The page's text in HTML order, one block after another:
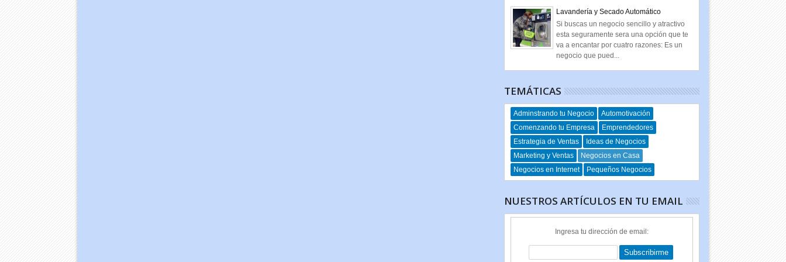
Lavandería y Secado Automático
Si buscas un negocio sencillo y atractivo
esta seguramente sera una opción que te
va a encantar por cuatro razones: Es un
negocio que pued...
TEMÁTICAS
Adminstrando tu Negocio
Automotivación
Comenzando tu Empresa
Emprendedores
Estrategia de Ventas
Ideas de Negocios
Marketing y Ventas
Negocios en Casa
Negocios en Internet
Pequeños Negocios
NUESTROS ARTÍCULOS EN TU EMAIL
Ingresa tu dirección de email: